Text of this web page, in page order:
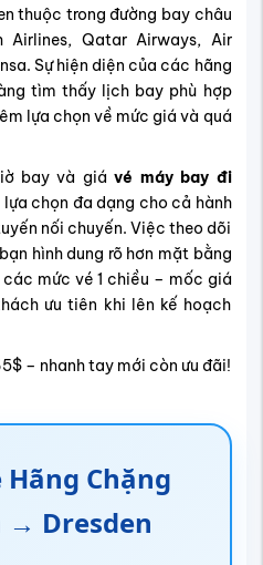
thuộc trong đường bay châu
Airlines, Qatar Airways, Air
Sự hiện diện của các hãng
tìm thấy lịch bay phù hợp
lựa chọn về mức giá và quá
bay và giávé máy bay đi
chọn đa dạng cho cả hành
nối chuyến. Việc theo dõi
hình dung rõ hơn mặt bằng
mức vé 1 chiều – mốc giá
ưu tiên khi lên kế hoạch
– nhanh tay mới còn ưu đãi!
Hãng Chặng
→ Dresden